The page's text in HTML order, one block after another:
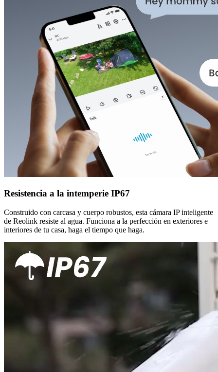
Resistencia a la intemperie IP67
Construido con carcasa y cuerpo robustos, esta cámara IP inteligente
de Reolink resiste al agua. Funciona a la perfección en exteriores e
interiores de tu casa, haga el tiempo que haga.